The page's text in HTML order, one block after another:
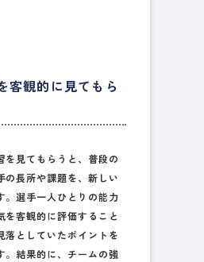
客観的に見てもら
を見てもらうと、普段の
の長所や課題を、新しい
。選手一人ひとりの能力
客観的に評価すること
落としていたポイントを
。結果的に、チームの強